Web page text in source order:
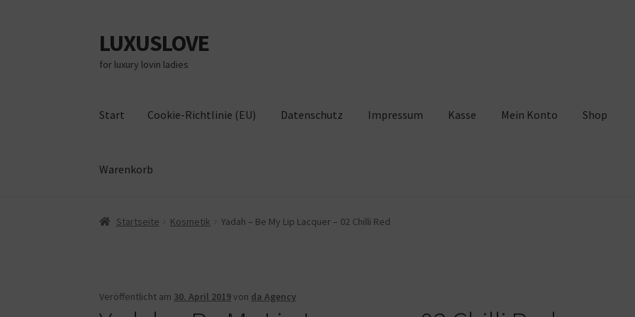
Zur
Navigation
springen
Zum
Inhalt
springen
LUXUSLOVE
for luxury lovin ladies
Start Cookie-Richtlinie (EU) Datenschutz Impressum Kasse Mein Konto Shop
Warenkorb
Start Cookie-Richtlinie (EU) Datenschutz Impressum Kasse Mein Konto
Startseite Kosmetik Yadah – Be My Lip Lacquer – 02 Chilli Red
Veröffentlicht am 30. April 2019von da Agency